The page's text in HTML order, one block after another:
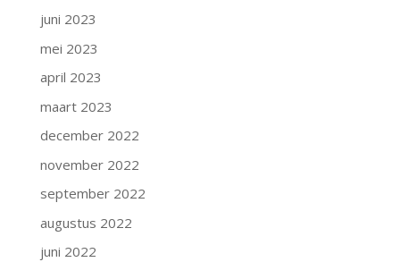
juni 2023
mei 2023
april 2023
maart 2023
december 2022
november 2022
september 2022
augustus 2022
juni 2022